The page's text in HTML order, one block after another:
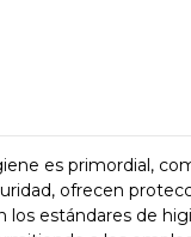
es primordial,
ofrecen
estándares de